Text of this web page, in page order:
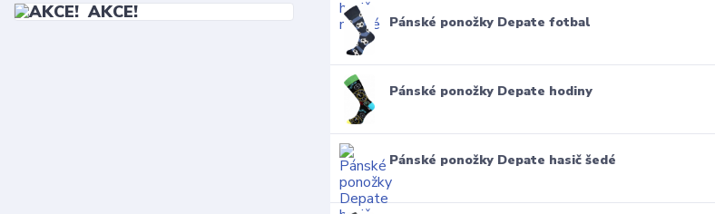
AKCE! Pánské ponožky Depate fotbal
Pánské ponožky Depate hodiny
Pánské ponožky Depate hasič šedé